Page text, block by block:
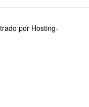
por Hosting-